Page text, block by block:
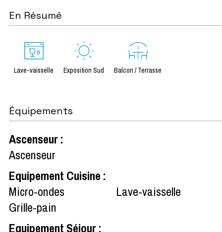
En Résumé
Lave-vaisselle Exposition Sud Balcon / Terrasse
Équipements
Ascenseur:
Ascenseur
Equipement Cuisine :
Micro-ondes
Lave-vaisselle
Grille-pain
Equipement Séjour: